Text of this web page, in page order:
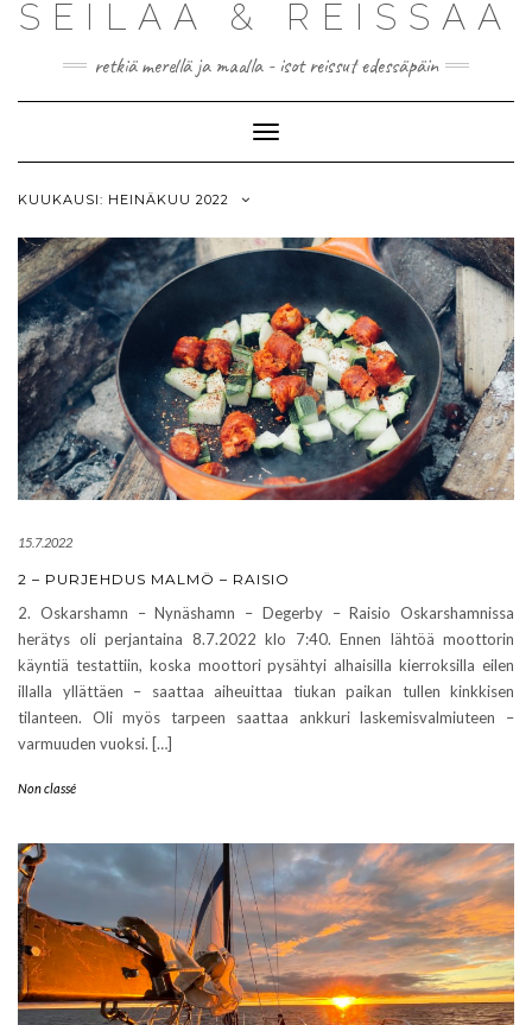
SEILAA & REISSAA
retkiä merellä ja maalla - isot reissut edessäpäin
Toggle
Navigation
KUUKAUSI: HEINÄKUU 2022
15.7.2022
2 – PURJEHDUS MALMÖ – RAISIO
2. Oskarshamn – Nynäshamn – Degerby – Raisio Oskarshamnissa
herätys oli perjantaina 8.7.2022 klo 7:40. Ennen lähtöä moottorin
käyntiä testattiin, koska moottori pysähtyi alhaisilla kierroksilla eilen
illalla yllättäen – saattaa aiheuittaa tiukan paikan tullen kinkkisen
tilanteen. Oli myös tarpeen saattaa ankkuri laskemisvalmiuteen –
varmuuden vuoksi. […]
Non classé